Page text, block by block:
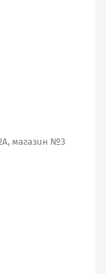
магазин №3